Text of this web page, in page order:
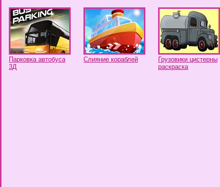
Парковка автобуса
3Д
Слияние кораблей
Грузовики цистерны
раскраска